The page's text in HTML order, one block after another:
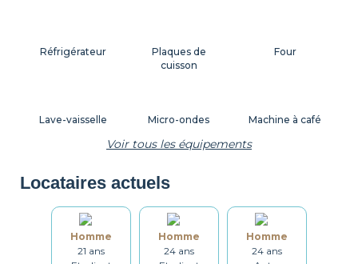
Réfrigérateur
Ustensiles
Micro-ondes
Four
Plaques de
cuisson
Machine à café
Bouilloire
Table et chaises
Grille-pain
Salle de bain
Lave-vaisselle
Voir tous les équipements
Locataires actuels
Homme
21 ans
Homme
24 ans
Homme
24 ans